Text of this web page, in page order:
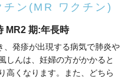
チン(MR ワクチン)
MR2 期:年長時
、発疹が出現する病気で肺炎や
しんは、妊婦の方がかかると
高くなります。また、どちら